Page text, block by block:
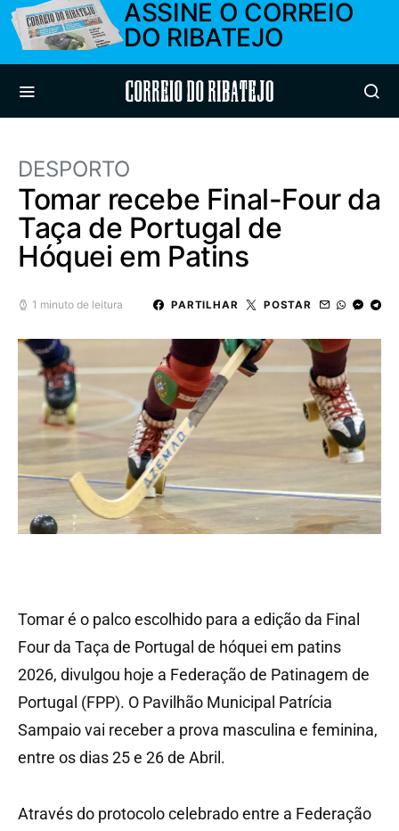
ASSINE O CORREIO
DO RIBATEJO
Correio do Ribatejo
DESPORTO
Tomar recebe Final-Four da
Taça de Portugal de
Hóquei em Patins
1 minuto de leitura PARTILHAR POSTAR
Tomar é o palco escolhido para a edição da Final
Four da Taça de Portugal de hóquei em patins
2026, divulgou hoje a Federação de Patinagem de
Portugal (FPP). O Pavilhão Municipal Patrícia
Sampaio vai receber a prova masculina e feminina,
entre os dias 25 e 26 de Abril.
Através do protocolo celebrado entre a Federação